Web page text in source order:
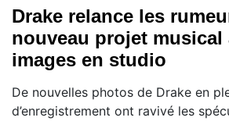
Drake relance les
nouveau projet musical
images en studio
De nouvelles photos de Drake en
d’enregistrement ont ravivé les